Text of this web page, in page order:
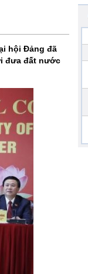
hội Đảng đã
đưa đất nước